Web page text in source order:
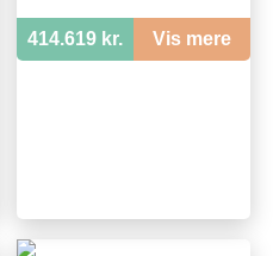
414.619 kr. Vis mere